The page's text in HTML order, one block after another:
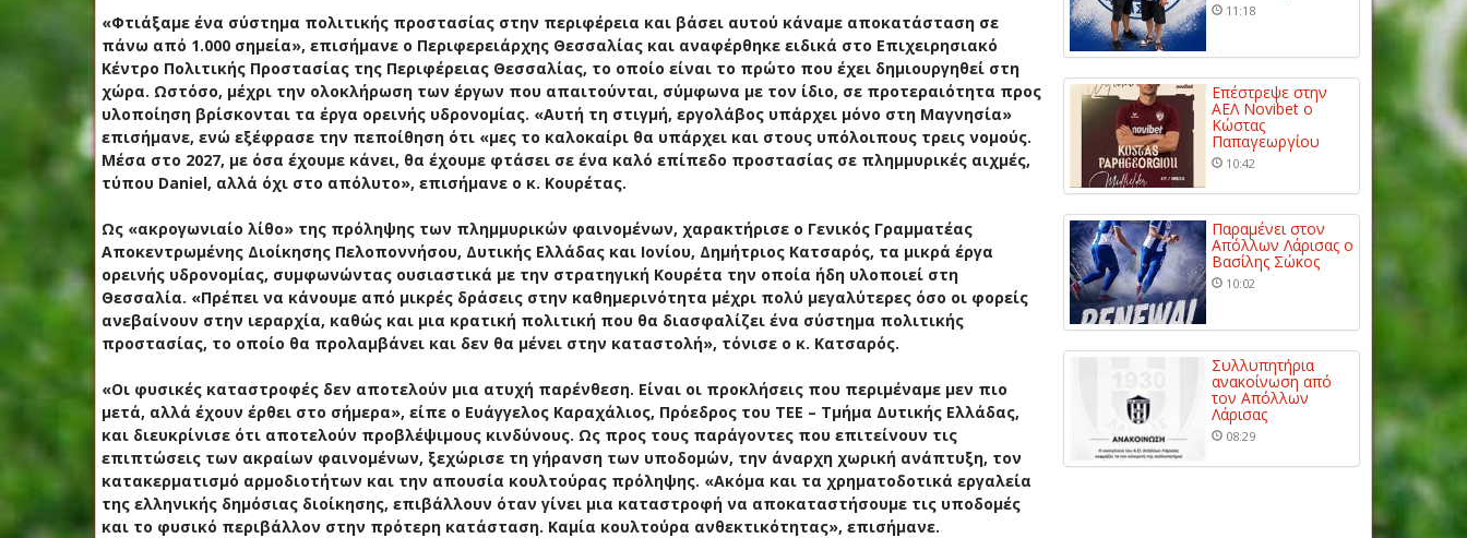
«Φτιάξαμε ένα σύστημα πολιτικής προστασίας στην περιφέρεια και βάσει αυτού κάναμε αποκατάσταση σε
πάνω από 1.000 σημεία», επισήμανε ο Περιφερειάρχης Θεσσαλίας και αναφέρθηκε ειδικά στο Επιχειρησιακό
Κέντρο Πολιτικής Προστασίας της Περιφέρειας Θεσσαλίας, το οποίο είναι το πρώτο που έχει δημιουργηθεί στη
χώρα. Ωστόσο, μέχρι την ολοκλήρωση των έργων που απαιτούνται, σύμφωνα με τον ίδιο, σε προτεραιότητα προς
υλοποίηση βρίσκονται τα έργα ορεινής υδρονομίας. «Αυτή τη στιγμή, εργολάβος υπάρχει μόνο στη Μαγνησία»
επισήμανε, ενώ εξέφρασε την πεποίθηση ότι «μες το καλοκαίρι θα υπάρχει και στους υπόλοιπους τρεις νομούς.
Μέσα στο 2027, με όσα έχουμε κάνει, θα έχουμε φτάσει σε ένα καλό επίπεδο προστασίας σε πλημμυρικές αιχμές,
τύπου Daniel, αλλά όχι στο απόλυτο», επισήμανε ο κ. Κουρέτας.
Ως «ακρογωνιαίο λίθο» της πρόληψης των πλημμυρικών φαινομένων, χαρακτήρισε ο Γενικός Γραμματέας
Αποκεντρωμένης Διοίκησης Πελοποννήσου, Δυτικής Ελλάδας και Ιονίου, Δημήτριος Κατσαρός, τα μικρά έργα
ορεινής υδρονομίας, συμφωνώντας ουσιαστικά με την στρατηγική Κουρέτα την οποία ήδη υλοποιεί στη
Θεσσαλία. «Πρέπει να κάνουμε από μικρές δράσεις στην καθημερινότητα μέχρι πολύ μεγαλύτερες όσο οι φορείς
ανεβαίνουν στην ιεραρχία, καθώς και μια κρατική πολιτική που θα διασφαλίζει ένα σύστημα πολιτικής
προστασίας, το οποίο θα προλαμβάνει και δεν θα μένει στην καταστολή», τόνισε ο κ. Κατσαρός.
«Οι φυσικές καταστροφές δεν αποτελούν μια ατυχή παρένθεση. Είναι οι προκλήσεις που περιμέναμε μεν πιο
μετά, αλλά έχουν έρθει στο σήμερα», είπε ο Ευάγγελος Καραχάλιος, Πρόεδρος του ΤΕΕ – Τμήμα Δυτικής Ελλάδας,
και διευκρίνισε ότι αποτελούν προβλέψιμους κινδύνους. Ως προς τους παράγοντες που επιτείνουν τις
επιπτώσεις των ακραίων φαινομένων, ξεχώρισε τη γήρανση των υποδομών, την άναρχη χωρική ανάπτυξη, τον
κατακερματισμό αρμοδιοτήτων και την απουσία κουλτούρας πρόληψης. «Ακόμα και τα χρηματοδοτικά εργαλεία
της ελληνικής δημόσιας διοίκησης, επιβάλλουν όταν γίνει μια καταστροφή να αποκαταστήσουμε τις υποδομές
και το φυσικό περιβάλλον στην πρότερη κατάσταση. Καμία κουλτούρα ανθεκτικότητας», επισήμανε.
11:18
Επέστρεψε στην
ΑΕΛ Novibet ο
Κώστας
Παπαγεωργίου
10:42
Παραμένει στον
Απόλλων Λάρισας ο
Βασίλης Σώκος
10:02
Συλλυπητήρια
ανακοίνωση από
τον Απόλλων
Λάρισας
08:29